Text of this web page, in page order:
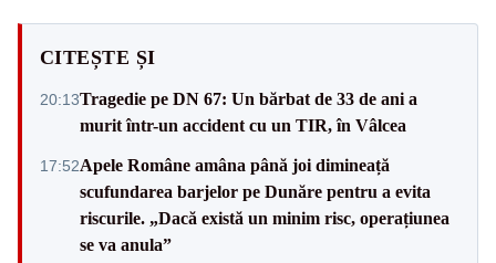
CITEȘTE ȘI
20:13Tragedie pe DN 67: Un bărbat de 33 de ani a
murit într-un accident cu un TIR, în Vâlcea
17:52Apele Române amâna până joi dimineață
scufundarea barjelor pe Dunăre pentru a evita
riscurile. „Dacă există un minim risc, operațiunea
se va anula”